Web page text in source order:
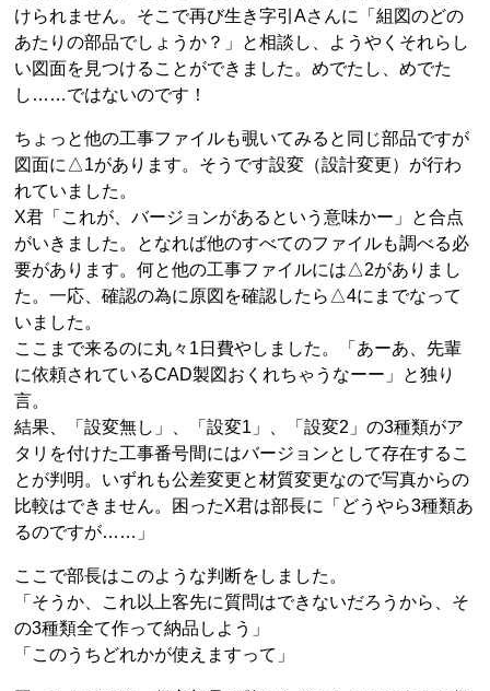
けられません。そこで再び生き字引Aさんに「組図のどの
あたりの部品でしょうか？」と相談し、ようやくそれらし
い図面を見つけることができました。めでたし、めでた
し……ではないのです！
ちょっと他の工事ファイルも覗いてみると同じ部品ですが
図面に△1があります。そうです設変（設計変更）が行わ
れていました。
X君「これが、バージョンがあるという意味かー」と合点
がいきました。となれば他のすべてのファイルも調べる必
要があります。何と他の工事ファイルには△2がありまし
た。一応、確認の為に原図を確認したら△4にまでなって
いました。
ここまで来るのに丸々1日費やしました。「あーあ、先輩
に依頼されているCAD製図おくれちゃうなーー」と独り
言。
結果、「設変無し」、「設変1」、「設変2」の3種類がア
タリを付けた工事番号間にはバージョンとして存在するこ
とが判明。いずれも公差変更と材質変更なので写真からの
比較はできません。困ったX君は部長に「どうやら3種類あ
るのですが……」
ここで部長はこのような判断をしました。
「そうか、これ以上客先に質問はできないだろうから、そ
の3種類全て作って納品しよう」
「このうちどれかが使えますって」